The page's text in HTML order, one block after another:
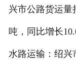
兴市公路货运量
吨，同比增长
水路运输：绍兴